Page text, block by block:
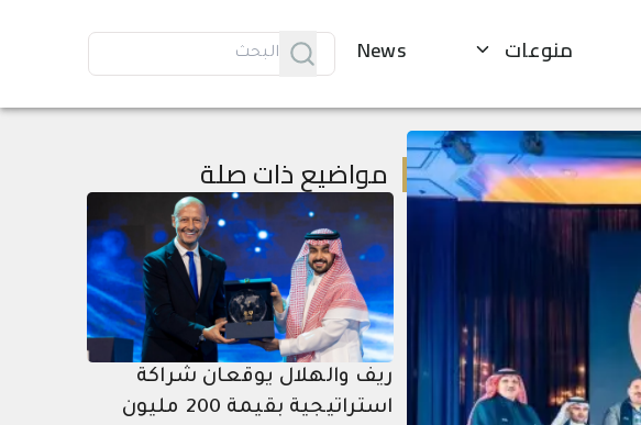
منوعات News
مواضيع ذات صلة
ريف والهلال يوقعان شراكة
استراتيجية بقيمة 200 مليون